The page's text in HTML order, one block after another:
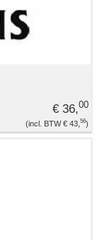
€ 36,00
€ 43, 56